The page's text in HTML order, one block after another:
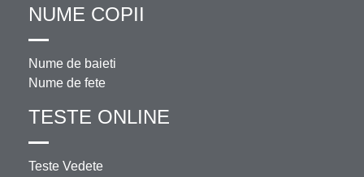
NUME COPII
Nume de baieti
Nume de fete
TESTE ONLINE
Teste Vedete